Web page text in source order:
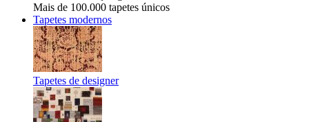
Mais de 100.000 tapetes únicos
Tapetes modernos
Tapetes de designer